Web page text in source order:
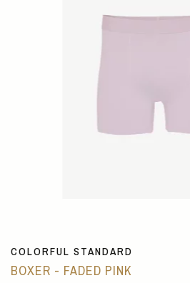
COLORFUL STANDARD
BOXER - FADED PINK